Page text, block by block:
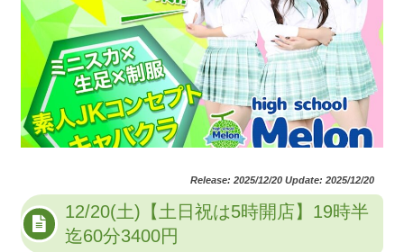
Release: 2025/12/20 Update: 2025/12/20
12/20(土)【土日祝は5時開店】19時半
迄60分3400円